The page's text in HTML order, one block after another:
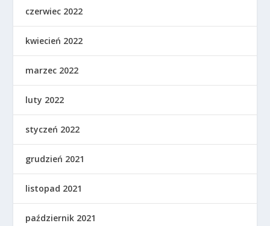
czerwiec 2022
kwiecień 2022
marzec 2022
luty 2022
styczeń 2022
grudzień 2021
listopad 2021
październik 2021